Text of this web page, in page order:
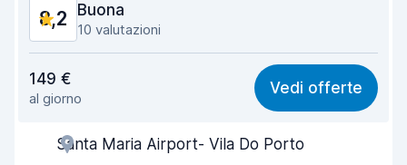
8,2 Buona
10 valutazioni
7,2
Facile da trovare 9,1
Gentilezza degli agenti
149 €
al giorno
Vedi offerte
Santa Maria Airport- Vila Do Porto